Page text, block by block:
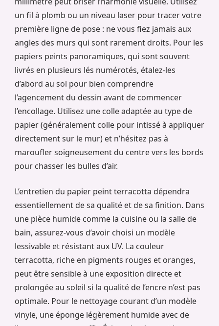
un fil à plomb ou un niveau laser pour tracer votre
première ligne de pose : ne vous fiez jamais aux
angles des murs qui sont rarement droits. Pour les
papiers peints panoramiques, qui sont souvent
livrés en plusieurs lés numérotés, étalez-les
d’abord au sol pour bien comprendre
l’agencement du dessin avant de commencer
l’encollage. Utilisez une colle adaptée au type de
papier (généralement colle pour intissé à appliquer
directement sur le mur) et n’hésitez pas à
maroufler soigneusement du centre vers les bords
pour chasser les bulles d’air.
L’entretien du papier peint terracotta dépendra
essentiellement de sa qualité et de sa finition. Dans
une pièce humide comme la cuisine ou la salle de
bain, assurez-vous d’avoir choisi un modèle
lessivable et résistant aux UV. La couleur
terracotta, riche en pigments rouges et oranges,
peut être sensible à une exposition directe et
prolongée au soleil si la qualité de l’encre n’est pas
optimale. Pour le nettoyage courant d’un modèle
vinyle, une éponge légèrement humide avec de